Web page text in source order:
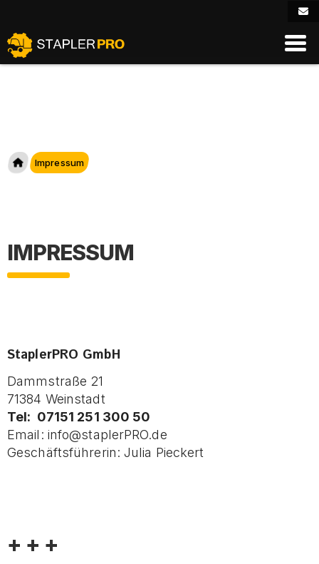
Impressum
IMPRESSUM
StaplerPRO GmbH
Dammstraße 21
71384 Weinstadt
Tel: 07151 251 300 50
Email: info@staplerPRO.de
Geschäftsführerin: Julia Pieckert
+ + +